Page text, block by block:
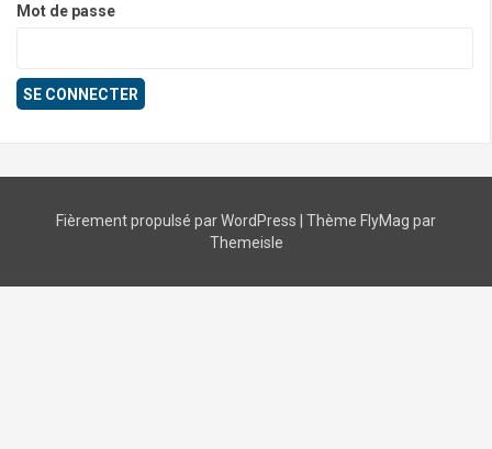
Mot de passe
Fièrement propulsé par WordPress Thème FlyMag par
Themeisle